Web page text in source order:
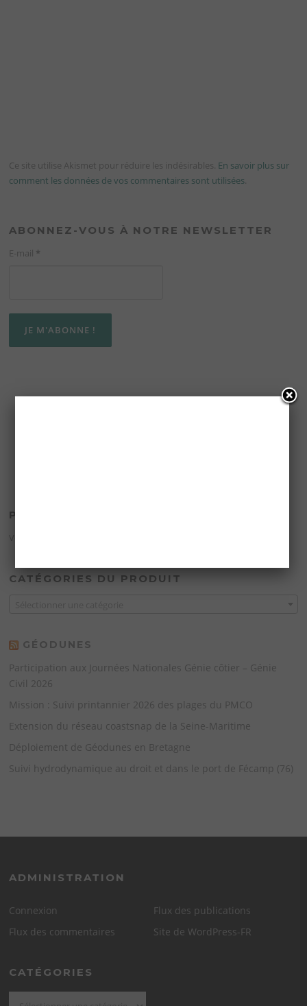
Ce site utilise Akismet pour réduire les indésirables. En savoir plus sur
comment les données de vos commentaires sont utilisées
ABONNEZ-VOUS À NOTRE NEWSLETTER
E-mail *
PANIER
CATÉGORIES DU PRODUIT
GÉODUNES
Participation aux Journées Nationales Génie côtier – Génie
Civil 2026
Mission : Suivi printannier 2026 des plages du PMCO
Extension du réseau coastsnap de la Seine-Maritime
Déploiement de Géodunes en Bretagne
Suivi hydrodynamique au droit et dans le port de Fécamp (76)
ADMINISTRATION
Connexion
Flux des publications
Flux des commentaires
Site de WordPress-FR
CATÉGORIES